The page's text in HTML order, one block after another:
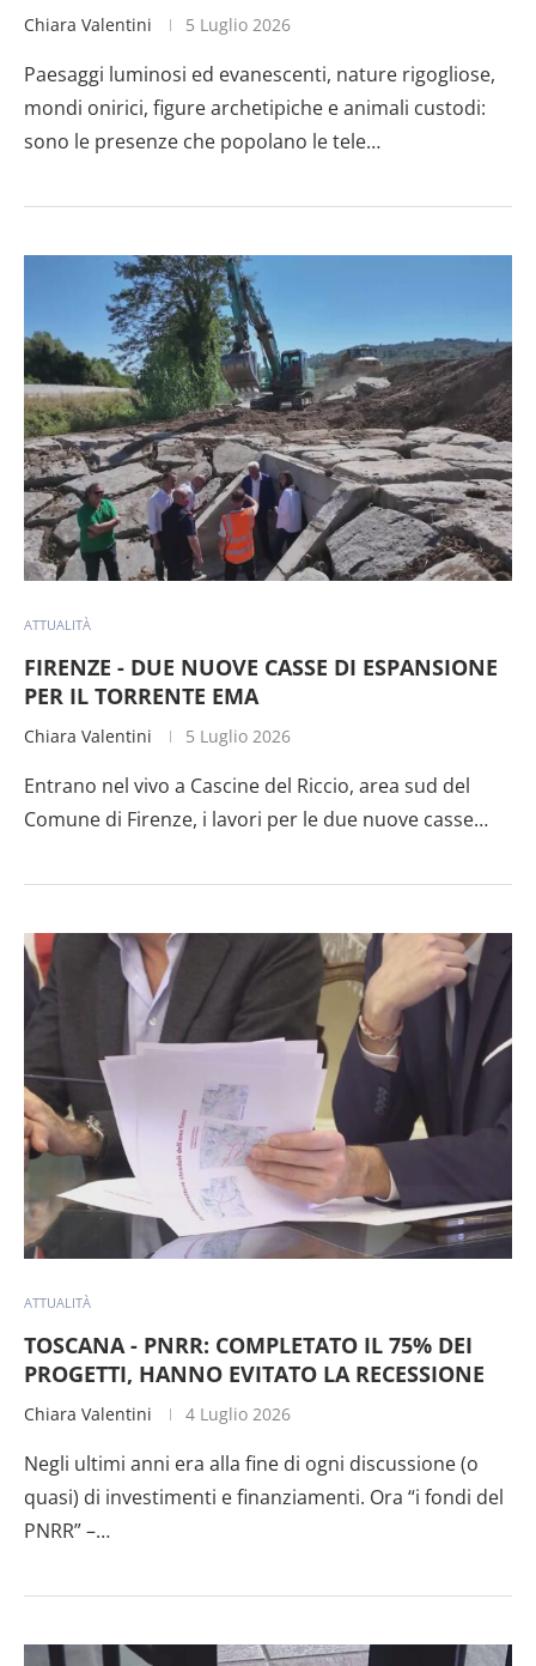
Chiara Valentini 5 Luglio 2026
Paesaggi luminosi ed evanescenti, nature rigogliose,
mondi onirici, figure archetipiche e animali custodi:
sono le presenze che popolano le tele…
ATTUALITÀ
FIRENZE - DUE NUOVE CASSE DI ESPANSIONE
PER IL TORRENTE EMA
Chiara Valentini 5 Luglio 2026
Entrano nel vivo a Cascine del Riccio, area sud del
Comune di Firenze, i lavori per le due nuove casse…
ATTUALITÀ
TOSCANA - PNRR: COMPLETATO IL 75% DEI
PROGETTI, HANNO EVITATO LA RECESSIONE
Chiara Valentini 4 Luglio 2026
Negli ultimi anni era alla fine di ogni discussione (o
quasi) di investimenti e finanziamenti. Ora “i fondi del
PNRR” –…